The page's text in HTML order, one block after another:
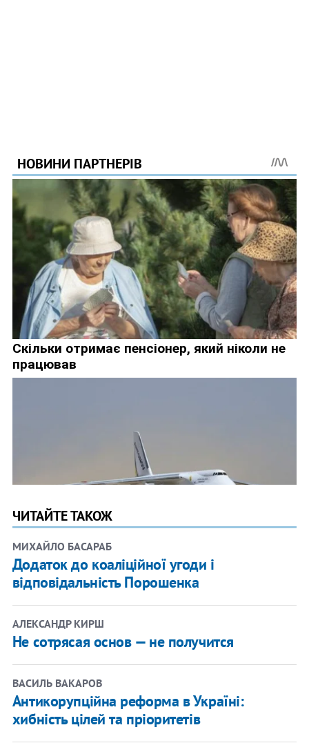
ЧИТАЙТЕ ТАКОЖ
МИХАЙЛО БАСАРАБ
​Додаток до коаліційної угоди і
відповідальність Порошенка
АЛЕКСАНДР КИРШ
Не сотрясая основ — не получится
ВАСИЛЬ ВАКАРОВ
Антикорупційна реформа в Україні:
хибність цілей та пріоритетів